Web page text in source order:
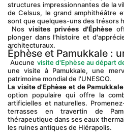
structures impressionnantes de la
de Celsus, le grand amphithéâtre
sont que quelques-uns des trésors
Nos visites privées d'Éphèse
plonger dans l'histoire et
architecturaux.
Éphèse et Pamukkale :
Aucune visite d'Ephèse au départ
une visite à Pamukkale, une
patrimoine mondial de l'UNESCO.
La visite d'Ephèse et de
option populaire qui offre la
artificielles et naturelles.
terrasses en travertin de
thérapeutique dans ses eaux
les ruines antiques de Hiérapolis.